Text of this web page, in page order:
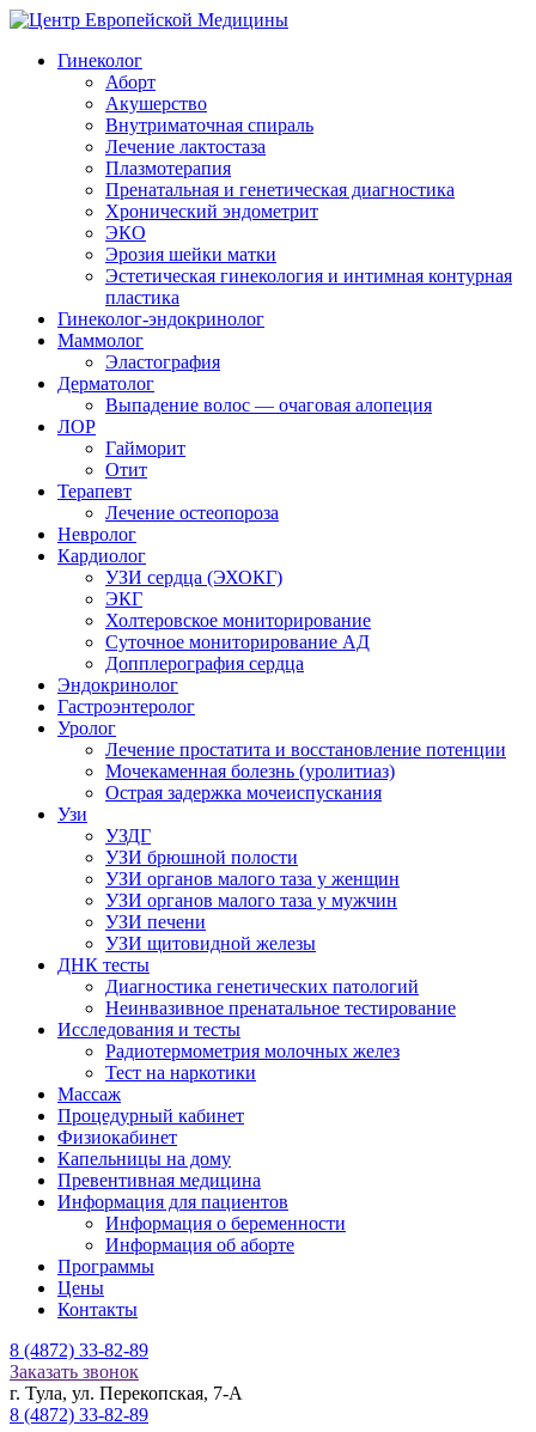
Гинеколог
Аборт
Акушерство
Внутриматочная спираль
Лечение лактостаза
Плазмотерапия
Пренатальная и генетическая диагностика
Хронический эндометрит
ЭКО
Эрозия шейки матки
Эстетическая гинекология и интимная контурная
пластика
Гинеколог-эндокринолог
Маммолог
Эластография
Дерматолог
Выпадение волос — очаговая алопеция
ЛОР
Гайморит
Отит
Терапевт
Лечение остеопороза
Невролог
Кардиолог
УЗИ сердца (ЭХОКГ)
ЭКГ
Холтеровское мониторирование
Суточное мониторирование АД
Допплерография сердца
Эндокринолог
Гастроэнтеролог
Уролог
Лечение простатита и восстановление потенции
Мочекаменная болезнь (уролитиаз)
Острая задержка мочеиспускания
Узи
УЗДГ
УЗИ брюшной полости
УЗИ органов малого таза у женщин
УЗИ органов малого таза у мужчин
УЗИ печени
УЗИ щитовидной железы
ДНК тесты
Диагностика генетических патологий
Неинвазивное пренатальное тестирование
Исследования и тесты
Радиотермометрия молочных желез
Тест на наркотики
Массаж
Процедурный кабинет
Физиокабинет
Капельницы на дому
Превентивная медицина
Информация для пациентов
Информация о беременности
Информация об аборте
Программы
Цены
Контакты
8 (4872) 33-82-89
Заказать звонок
г. Тула, ул. Перекопская, 7-А
8 (4872) 33-82-89